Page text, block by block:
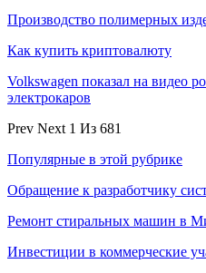
Производство полимерных
Как купить криптовалюту
Volkswagen показал на видео
электрокаров
Prev Next 1 Из 681
Популярные в этой рубрике
Обращение к разработчику
Ремонт стиральных машин в
Инвестиции в коммерческие